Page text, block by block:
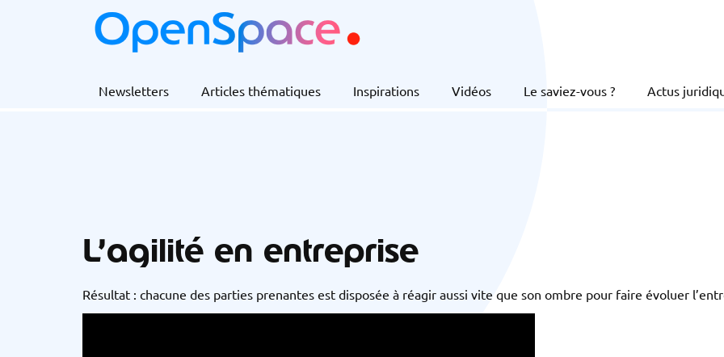
Newsletters Articles thématiques Inspirations Vidéos Le saviez-vous ? Actus
L’agilité en entreprise
Résultat : chacune des parties prenantes est disposée à réagir aussi vite que son ombre pour faire évoluer